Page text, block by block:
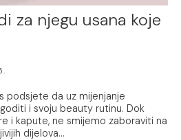
za njegu usana koje
podsjete da uz mijenjanje
i svoju beauty rutinu. Dok
i kapute, ne smijemo zaboraviti na
dijelova...